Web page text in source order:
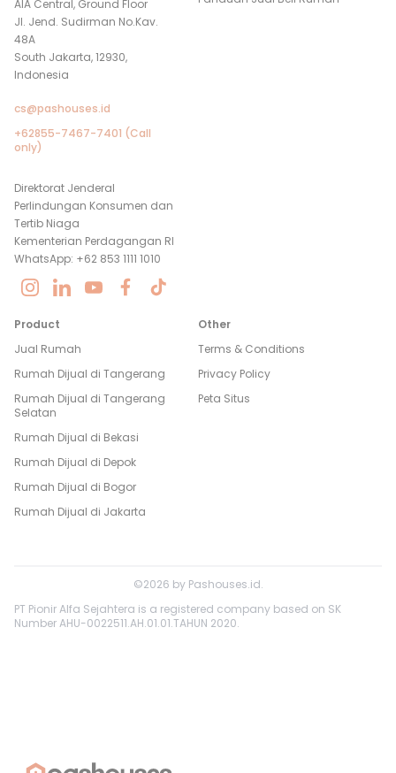
AIA Central, Ground Floor
Jl. Jend. Sudirman No.Kav.
48A
South Jakarta, 12930,
Indonesia
cs@pashouses.id
+62855-7467-7401 (Call
only)
Direktorat Jenderal
Perlindungan Konsumen dan
Tertib Niaga
Kementerian Perdagangan RI
WhatsApp: +62 853 1111 1010
Product
Jual Rumah
Rumah Dijual di Tangerang
Rumah Dijual di Tangerang
Selatan
Rumah Dijual di Bekasi
Rumah Dijual di Depok
Rumah Dijual di Bogor
Rumah Dijual di Jakarta
Other
Terms & Conditions
Privacy Policy
Peta Situs
©2026 by Pashouses.id.
PT Pionir Alfa Sejahtera is a registered company based on SK
Number AHU-0022511.AH.01.01.TAHUN 2020.